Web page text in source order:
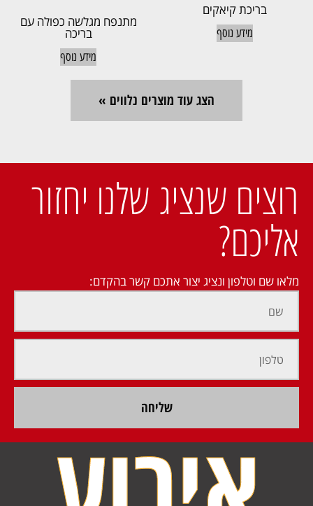
בריכת קיאקים
מידע נוסף
מתנפח מגלשה כפולה עם
בריכה
מידע נוסף
הצג עוד מוצרים נלווים »
רוצים שנציג שלנו יחזור
אליכם?
מלאו שם וטלפון ונציג יצור אתכם קשר בהקדם:
שליחה